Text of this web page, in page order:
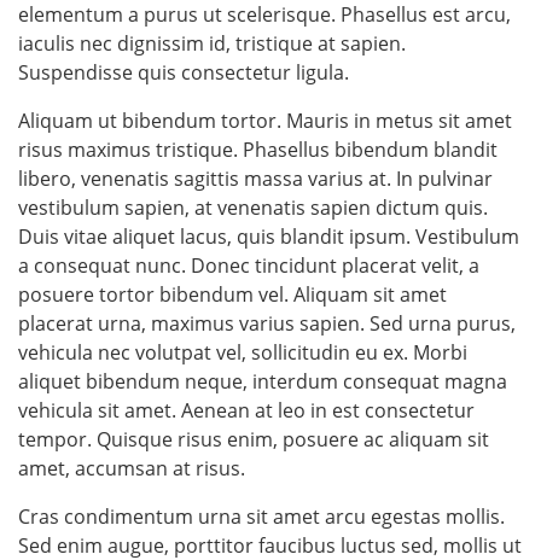
elementum a purus ut scelerisque. Phasellus est arcu,
iaculis nec dignissim id, tristique at sapien.
Suspendisse quis consectetur ligula.
Aliquam ut bibendum tortor. Mauris in metus sit amet
risus maximus tristique. Phasellus bibendum blandit
libero, venenatis sagittis massa varius at. In pulvinar
vestibulum sapien, at venenatis sapien dictum quis.
Duis vitae aliquet lacus, quis blandit ipsum. Vestibulum
a consequat nunc. Donec tincidunt placerat velit, a
posuere tortor bibendum vel. Aliquam sit amet
placerat urna, maximus varius sapien. Sed urna purus,
vehicula nec volutpat vel, sollicitudin eu ex. Morbi
aliquet bibendum neque, interdum consequat magna
vehicula sit amet. Aenean at leo in est consectetur
tempor. Quisque risus enim, posuere ac aliquam sit
amet, accumsan at risus.
Cras condimentum urna sit amet arcu egestas mollis.
Sed enim augue, porttitor faucibus luctus sed, mollis ut